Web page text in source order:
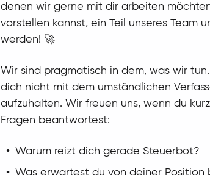
denen wir gerne mit dir arbeiten
vorstellen kannst, ein Teil unseres Team
werden! 🚀
Wir sind pragmatisch in dem, was wir
dich nicht mit dem umständlichen
aufzuhalten. Wir freuen uns, wenn du
Fragen beantwortest:
Warum reizt dich gerade Steuerbot?
Was erwartest du von deiner Position